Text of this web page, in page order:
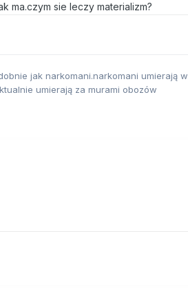
ma.czym sie leczy materializm?
jak narkomani.narkomani umierają w
umierają za murami obozów